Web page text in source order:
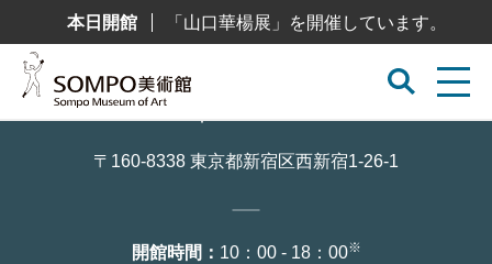
テ
本日開館 「山口華楊展」を開催しています。
〒160-8338 東京都新宿区西新宿1-26-1
開館時間： 10：00 - 18：00※